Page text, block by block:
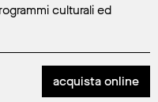
culturali ed
acquista online